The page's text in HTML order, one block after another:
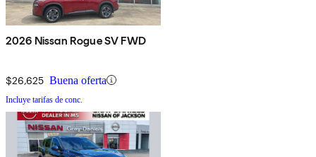
2026 Nissan Rogue SV FWD
$26,625 Buena oferta
Incluye tarifas de conc.